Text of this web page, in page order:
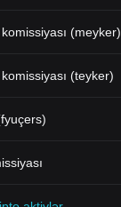
(meyker)
(teyker)